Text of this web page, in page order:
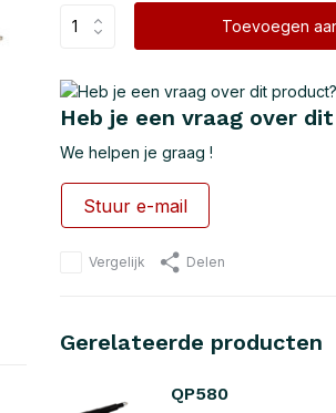
Toevoegen
Heb je een vraag over
We helpen je graag !
Stuur e-mail
Vergelijk Delen
Gerelateerde producten
QP580